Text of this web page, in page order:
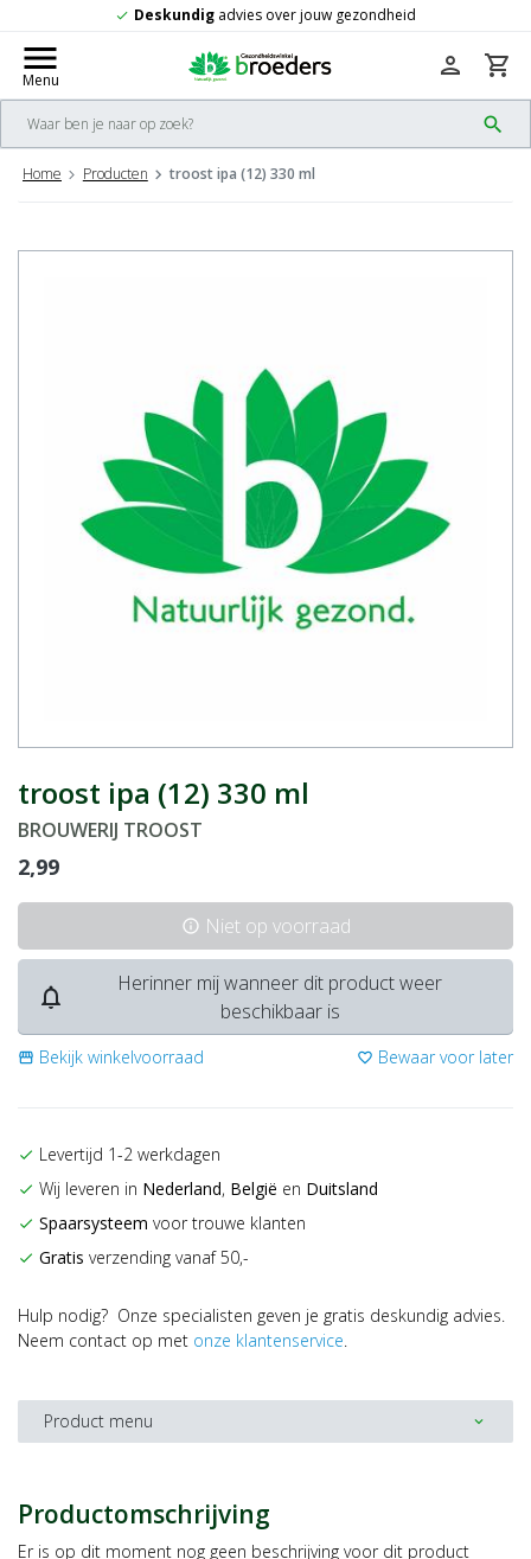
Deskundigadvies over jouw gezondheid
menu
Menu
search
person shopping_cart
Home Producten troost ipa (12) 330 ml
troost ipa (12) 330 ml
BROUWERIJ TROOST
2,99
info Niet op voorraad
notifications_none
Herinner mij wanneer dit product weer
beschikbaar is
storefront Bekijk winkelvoorraad favorite_border Bewaar voor later
check Levertijd 1-2 werkdagen
check Wij leveren in Nederland, België en Duitsland
check Spaarsysteem voor trouwe klanten
check Gratis verzending vanaf 50,-
Hulp nodig? Onze specialisten geven je gratis deskundig advies.
Neem contact op met onze klantenservice.
Product menu expand_more
Productomschrijving
Er is op dit moment nog geen beschrijving voor dit product